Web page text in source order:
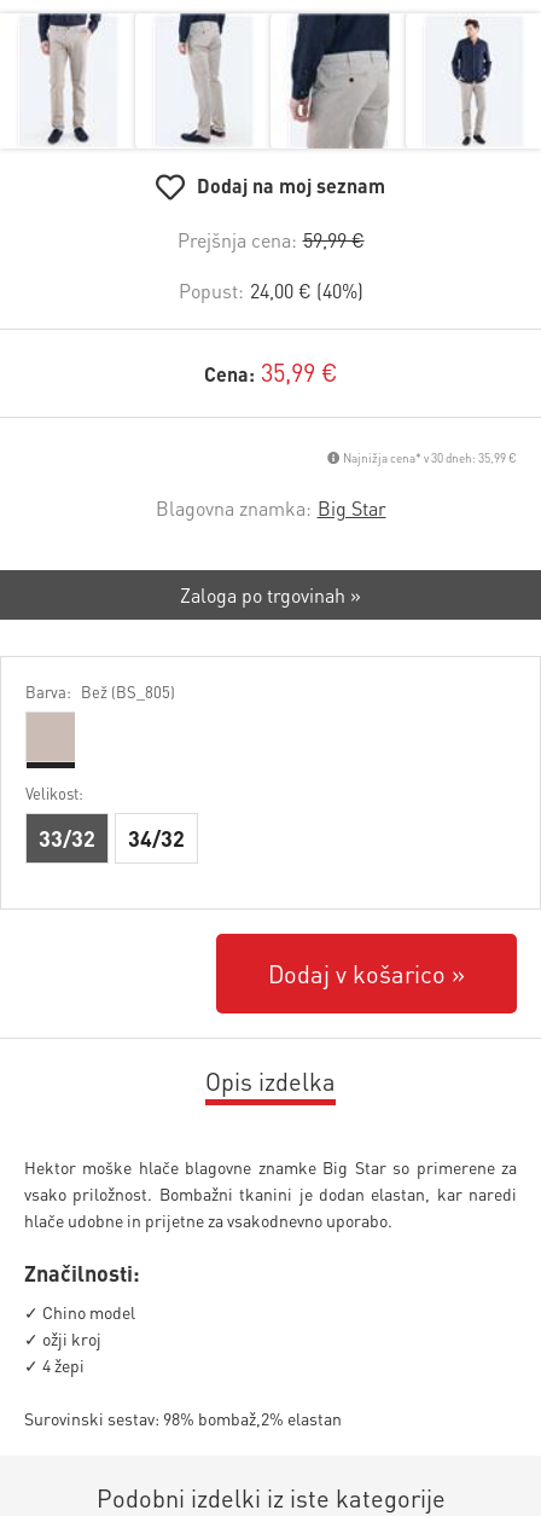
Dodaj na moj seznam
Prejšnja cena: 59,99 €
Popust: 24,00 € (40%)
Cena: 35,99 €
Najnižja cena* v 30 dneh: 35,99 €
Blagovna znamka: Big Star
Zaloga po trgovinah »
Barva: Bež (BS_805)
Velikost:
33/32 34/32
Dodaj v košarico
Opis izdelka
Hektor moške hlače blagovne znamke Big Star so primerene za
vsako priložnost. Bombažni tkanini je dodan elastan, kar naredi
hlače udobne in prijetne za vsakodnevno uporabo.
Značilnosti:
✓ Chino model
✓ ožji kroj
✓ 4 žepi
Surovinski sestav: 98% bombaž,2% elastan
Podobni izdelki iz iste kategorije